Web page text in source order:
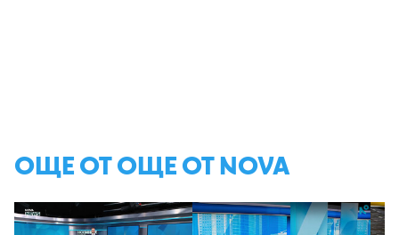
ОЩЕ ОТ ОЩЕ ОТ NOVA